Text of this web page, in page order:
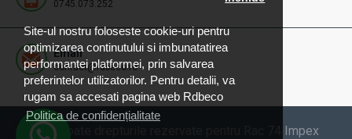
Site-ul nostru foloseste cookie-uri pentru
optimizarea continutului si imbunatatirea
performantei platformei, prin salvarea
preferintelor utilizatorilor. Pentru detalii, va
rugam sa accesati pagina web Rdbeco
Politica de confidențialitate
0745.073.252
Email
contact@rdbeco.ro
© 2025 Toate drepturile rezervate pentru Rac 74 Impex